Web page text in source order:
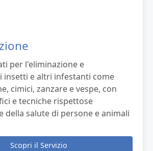
per l'eliminazione e
insetti e altri infestanti come
cimici, zanzare e vespe, con
e tecniche rispettose
della salute di persone e animali
Scopri il Servizio